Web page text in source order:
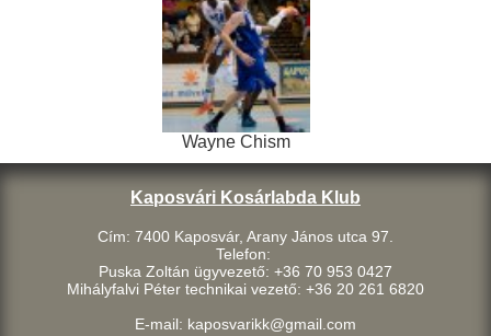
Wayne Chism
Kaposvári Kosárlabda Klub
Cím: 7400 Kaposvár, Arany János utca 97.
Telefon:
Puska Zoltán ügyvezető: +36 70 953 0427
Mihályfalvi Péter technikai vezető: +36 20 261 6820
E-mail: kaposvarikk@gmail.com